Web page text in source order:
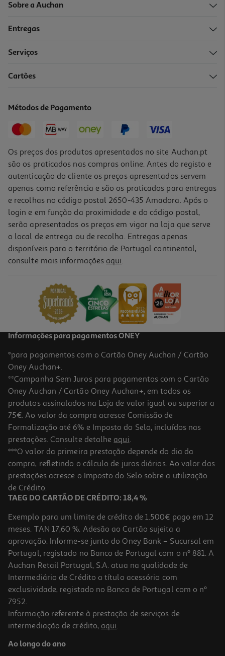
Sobre a Auchan
Entregas
Serviços
Cartões
Métodos de Pagamento
Os preços dos produtos apresentados no site Auchan.pt
são os praticados nas compras online. Antes do registo e
autenticação do cliente os preços apresentados servem
apenas como referência e são os praticados para entregas
e recolhas no código postal 2650-435 Amadora. Após o
login e em função da proximidade e do código postal,
serão apresentados os preços em vigor na loja que serve
o local de entrega ou de recolha. Entregas apenas
disponíveis para o território de Portugal continental,
consulte mais informações aqui.
Informações para pagamentos ONEY
*para pagamentos com o Cartão Oney Auchan / Cartão
Oney Auchan+.
**Campanha Sem Juros para pagamentos com o Cartão
Oney Auchan / Cartão Oney Auchan+, em todos os
produtos assinalados na Loja de valor igual ou superior a
75€. Ao valor da compra acresce Comissão de
Formalização até 6% e Imposto do Selo, incluídos nas
prestações. Consulte detalhe aqui.
***O valor da primeira prestação depende do dia da
compra, refletindo o cálculo de juros diários. Ao valor das
prestações acresce o Imposto do Selo sobre a utilização
de Crédito.
TAEG DO CARTÃO DE CRÉDITO: 18,4 %
Exemplo para um limite de crédito de 1.500€ pago em 12
meses. TAN 17,60 %. Adesão ao Cartão sujeita a
aprovação. Informe-se junto do Oney Bank – Sucursal em
Portugal, registado no Banco de Portugal com o nº 881. A
Auchan Retail Portugal, S.A. atua na qualidade de
Intermediário de Crédito a título acessório com
exclusividade, registado no Banco de Portugal com o nº
7952.
Informação referente à prestação de serviços de
intermediação de crédito, aqui.
Ao longo do ano